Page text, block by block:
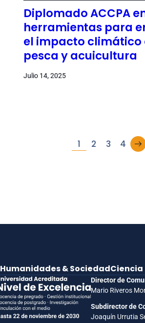
Diplomado ACCPA
herramientas para
el impacto climático
pesca y acuicultura
Julio 14, 2025
1 2 3 4 →
Humanidades & Sociedad
Director de
Mario Riveros
Subdirector de
Joaquín Urrutia